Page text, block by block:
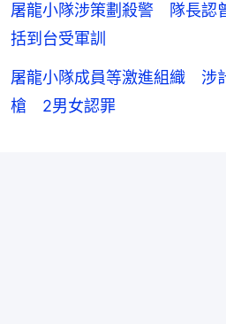
屠龍小隊涉策劃殺警 隊長
括到台受軍訓
屠龍小隊成員等激進組織 涉
槍 2男女認罪